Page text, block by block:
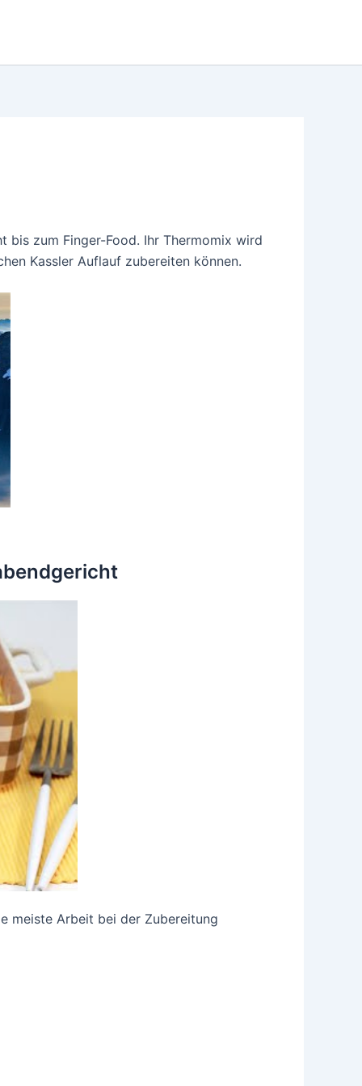
bis zum Finger-Food. Ihr Thermomix wird
Kassler Auflauf zubereiten können.
meiste Arbeit bei der Zubereitung